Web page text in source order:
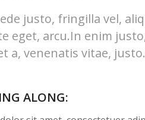
justo, fringilla vel,
eget, arcu.In enim
a, venenatis vitae, justo.
ALONG: